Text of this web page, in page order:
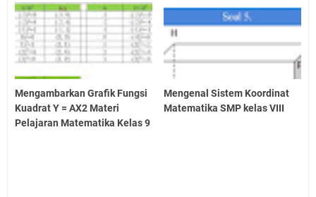
Mengambarkan Grafik Fungsi
Kuadrat Y = AX2 Materi
Pelajaran Matematika Kelas 9
Mengenal Sistem Koordinat
Matematika SMP kelas VIII